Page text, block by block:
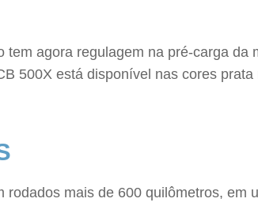
agora regulagem na pré-carga
500X está disponível nas cores
mais de 600 quilômetros,